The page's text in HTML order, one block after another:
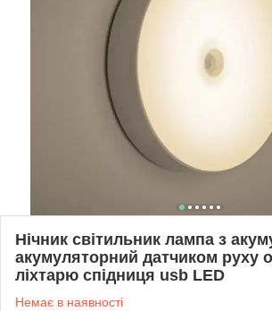
Нічник світильник лампа з
акумуляторний датчиком руху
ліхтарю спідниця usb LED
Немає в наявності